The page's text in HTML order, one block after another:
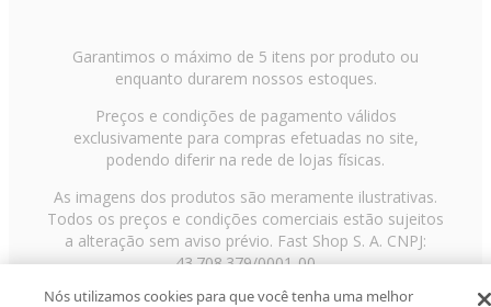
Garantimos o máximo de 5 itens por produto ou
enquanto durarem nossos estoques.
Preços e condições de pagamento válidos
exclusivamente para compras efetuadas no site,
podendo diferir na rede de lojas físicas.
As imagens dos produtos são meramente ilustrativas.
Todos os preços e condições comerciais estão sujeitos
a alteração sem aviso prévio. Fast Shop S. A. CNPJ:
43.708.379/0001-00
Avenida Zaki Narchi, nº 1650, sobreloja, Carandiru, São
Nós utilizamos cookies para que você tenha uma melhor